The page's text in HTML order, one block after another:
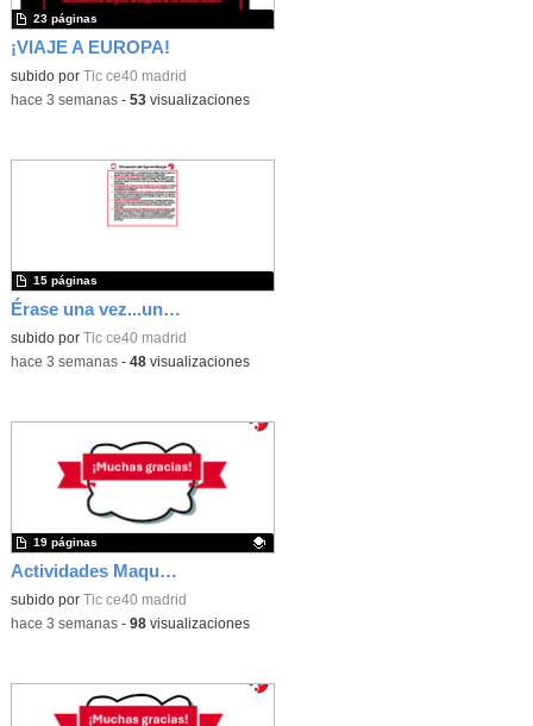
¡VIAJE A EUROPA!
subido por Tic ce40 madrid
23 páginas
-hace 3 semanas- 53visualizaciones
Érase una vez...un castillo medieval
subido por Tic ce40 madrid
15 páginas
-hace 3 semanas- 48visualizaciones
Actividades Maqueen
Contenido educativo.
subido por Tic ce40 madrid
19 páginas
-hace 3 semanas- 98visualizaciones